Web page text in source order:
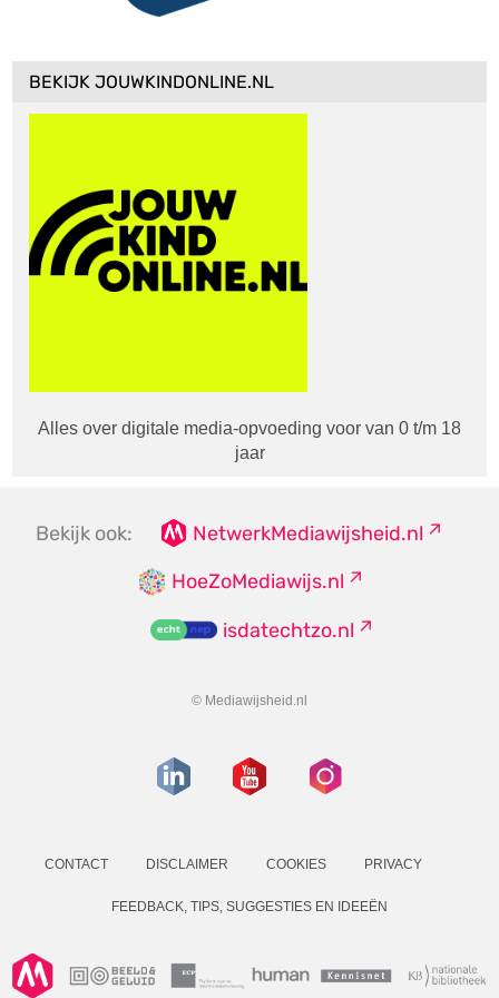
BEKIJK JOUWKINDONLINE.NL
Alles over digitale media-opvoeding voor van 0 t/m 18
jaar
Bekijk ook:
NetwerkMediawijsheid.nl
HoeZoMediawijs.nl
isdatechtzo.nl
© Mediawijsheid.nl
CONTACT DISCLAIMER COOKIES PRIVACY
FEEDBACK, TIPS, SUGGESTIES EN IDEEËN